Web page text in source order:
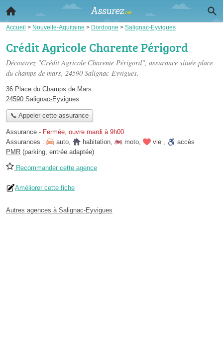
Accueil > Nouvelle-Aquitaine > Dordogne > Salignac-Eyvigues
Crédit Agricole Charente Périgord
Découvrez "Crédit Agricole Charente Périgord", assurance située place
du champs de mars, 24590 Salignac-Eyvigues.
36 Place du Champs de Mars
24590 Salignac-Eyvigues
📞 Appeler cette assurance
Assurance - Fermée, ouvre mardi à 9h00
Assurances :
auto, habitation, moto, vie ,
accès
PMR (parking, entrée adaptée)
Recommander cette agence
Améliorer cette fiche
Autres agences à Salignac-Eyvigues